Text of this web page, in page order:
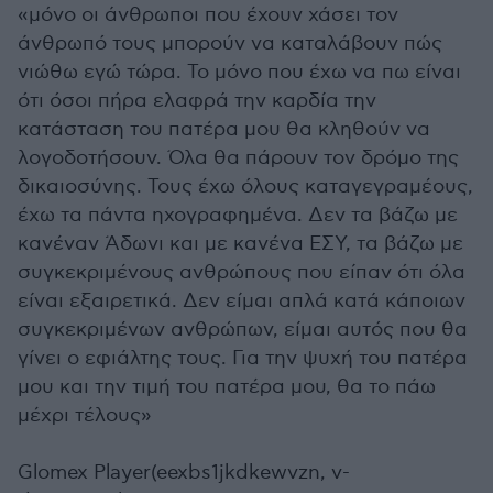
«μόνο οι άνθρωποι που έχουν χάσει τον
άνθρωπό τους μπορούν να καταλάβουν πώς
νιώθω εγώ τώρα. Το μόνο που έχω να πω είναι
ότι όσοι πήρα ελαφρά την καρδία την
κατάσταση του πατέρα μου θα κληθούν να
λογοδοτήσουν. Όλα θα πάρουν τον δρόμο της
δικαιοσύνης. Τους έχω όλους καταγεγραμέους,
έχω τα πάντα ηχογραφημένα. Δεν τα βάζω με
κανέναν Άδωνι και με κανένα ΕΣΥ, τα βάζω με
συγκεκριμένους ανθρώπους που είπαν ότι όλα
είναι εξαιρετικά. Δεν είμαι απλά κατά κάποιων
συγκεκριμένων ανθρώπων, είμαι αυτός που θα
γίνει ο εφιάλτης τους. Για την ψυχή του πατέρα
μου και την τιμή του πατέρα μου, θα το πάω
μέχρι τέλους»
Glomex Player(eexbs1jkdkewvzn, v-